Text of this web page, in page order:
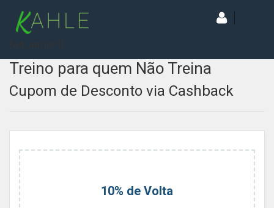
Treino para quem Não Treina
Cupom de Desconto via Cashback
10% de Volta